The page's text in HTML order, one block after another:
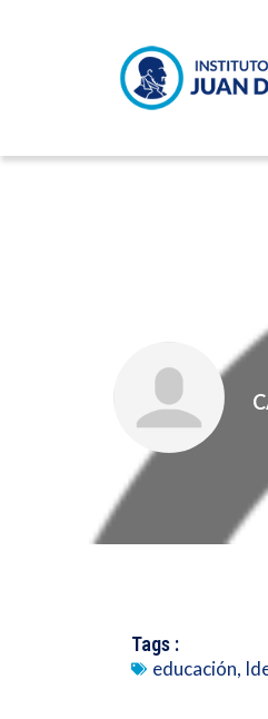
Tags :
educación,